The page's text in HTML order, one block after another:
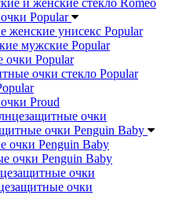
и женские стекло Romeo
Popular
женские унисекс Popular
мужские Popular
очки Popular
очки стекло Popular
Proud
очки
очки Penguin Baby
очки Penguin Baby
очки Penguin Baby
очки
очки